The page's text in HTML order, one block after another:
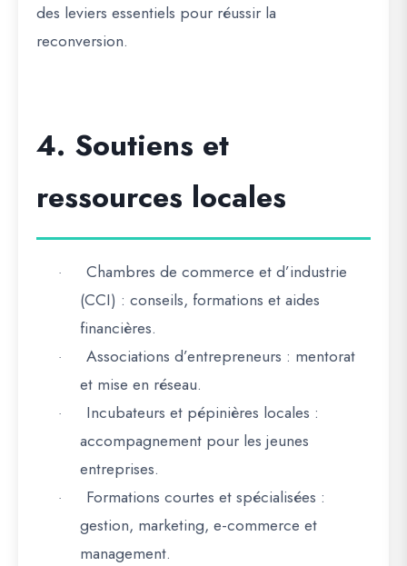
des leviers essentiels pour réussir la
reconversion.
4. Soutiens et
ressources locales
·
Chambres de commerce et d’industrie
(CCI) : conseils, formations et aides
financières.
· Associations d’entrepreneurs : mentorat
et mise en réseau.
· Incubateurs et pépinières locales :
accompagnement pour les jeunes
entreprises.
· Formations courtes et spécialisées :
gestion, marketing, e-commerce et
management.